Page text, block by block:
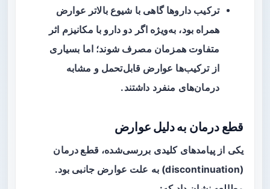
ترکیب داروها گاهی با شیوع بالاتر عوارض
همراه بود، به‌ویژه اگر دو دارو با مکانیزم اثر
متفاوت همزمان مصرف شوند؛ اما بسیاری
از ترکیب‌ها عوارض قابل‌تحمل و مشابه
درمان‌های منفرد داشتند.
قطع درمان به دلیل عوارض
یکی از پیامدهای کلیدی بررسی‌شده، قطع درمان
(discontinuation) به علت عوارض جانبی بود.